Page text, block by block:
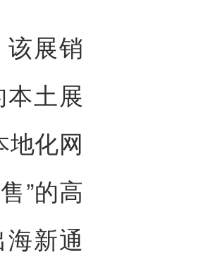
展销
土展
化网
”的高
新通